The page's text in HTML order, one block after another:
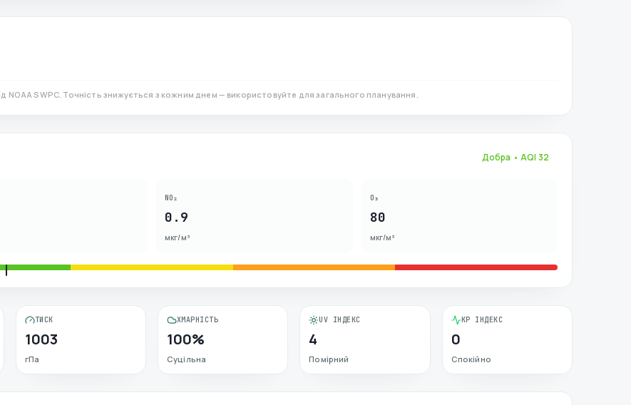
NOAA SWPC. Точність знижується з кожним днем — використовуйте для загального планування.
Добра • AQI 32
NO₂
0.9
мкг/м³
O₃
80
мкг/м³
ТИСК
1003
гПа
ХМАРНІСТЬ
100%
Суцільна
UV ІНДЕКС
4
Помірний
KP ІНДЕКС
0
Спокійно